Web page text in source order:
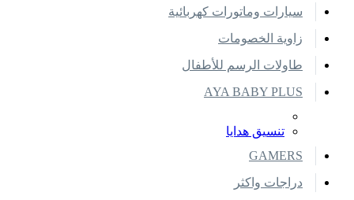
سيارات وماتورات كهربائية
زاوية الخصومات
طاولات الرسم للأطفال
AYA BABY PLUS
تنسيق هدايا
GAMERS
دراجات واكثر